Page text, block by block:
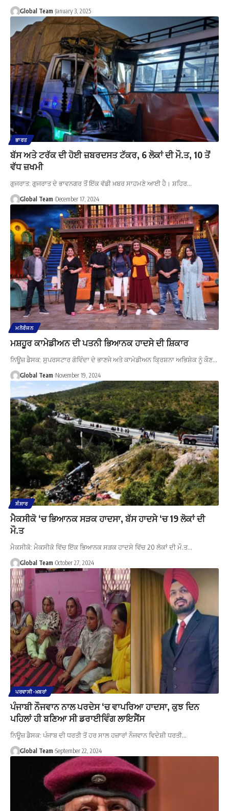
Global Team January 3, 2025
ਭਾਰਤ
ਬੱਸ ਅਤੇ ਟਰੱਕ ਦੀ ਹੋਈ ਜ਼ਬਰਦਸਤ ਟੱਕਰ, 6 ਲੋਕਾਂ ਦੀ ਮੌ.ਤ, 10 ਤੋਂ
ਵੱਧ ਜ਼ਖਮੀ
ਗੁਜਰਾਤ: ਗੁਜਰਾਤ ਦੇ ਭਾਵਨਗਰ ਤੋਂ ਇੱਕ ਵੱਡੀ ਖ਼ਬਰ ਸਾਹਮਣੇ ਆਈ ਹੈ। ਸ਼ਹਿਰ…
Global Team December 17, 2024
ਮਨੋਰੰਜਨ
ਮਸ਼ਹੂਰ ਕਾਮੇਡੀਅਨ ਦੀ ਪਤਨੀ ਭਿਆਨਕ ਹਾਦਸੇ ਦੀ ਸ਼ਿਕਾਰ
ਨਿਊਜ਼ ਡੈਸਕ: ਸੁਪਰਸਟਾਰ ਗੋਵਿੰਦਾ ਦੇ ਭਾਣਜੇ ਅਤੇ ਕਾਮੇਡੀਅਨ ਕ੍ਰਿਸ਼ਨਾ ਅਭਿਸ਼ੇਕ ਨੂੰ ਕੌਣ…
Global Team November 19, 2024
ਸੰਸਾਰ
ਮੈਕਸੀਕੋ ‘ਚ ਭਿਆਨਕ ਸੜਕ ਹਾਦਸਾ, ਬੱਸ ਹਾਦਸੇ ‘ਚ 19 ਲੋਕਾਂ ਦੀ
ਮੌ.ਤ
ਮੈਕਸੀਕੋ: ਮੈਕਸੀਕੋ ਵਿੱਚ ਇੱਕ ਭਿਆਨਕ ਸੜਕ ਹਾਦਸੇ ਵਿੱਚ 20 ਲੋਕਾਂ ਦੀ ਮੌ.ਤ…
Global Team October 27, 2024
ਪਰਵਾਸੀ-ਖ਼ਬਰਾਂ
ਪੰਜਾਬੀ ਨੌਜਵਾਨ ਨਾਲ ਪਰਦੇਸ ‘ਚ ਵਾਪਰਿਆ ਹਾਦਸਾ, ਕੁਝ ਦਿਨ
ਪਹਿਲਾਂ ਹੀ ਬਣਿਆ ਸੀ ਡਰਾਈਵਿੰਗ ਲਾਇਸੈਂਸ
ਨਿਊਜ਼ ਡੈਸਕ: ਪੰਜਾਬ ਦੀ ਧਰਤੀ ਤੋਂ ਹਰ ਸਾਲ ਹਜ਼ਾਰਾਂ ਨੌਜਵਾਨ ਵਿਦੇਸ਼ੀ ਧਰਤੀ…
Global Team September 22, 2024